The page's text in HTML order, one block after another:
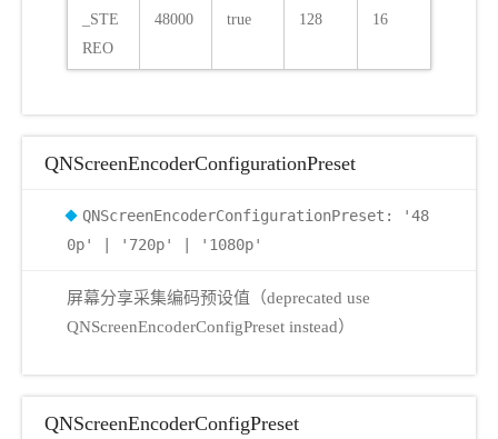
_STE
REO
48000 true 128 16
QNScreenEncoderConfigurationPreset
QNScreenEncoderConfigurationPreset: '48
0p' | '720p' | '1080p'
屏幕分享采集编码预设值（deprecated use
QNScreenEncoderConfigPreset instead）
QNScreenEncoderConfigPreset